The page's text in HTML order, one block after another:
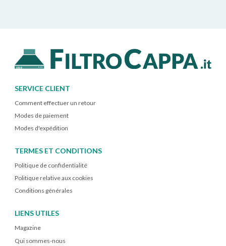
SERVICE CLIENT
Comment effectuer un retour
Modes de paiement
Modes d'expédition
TERMES ET CONDITIONS
Politique de confidentialité
Politique relative aux cookies
Conditions générales
LIENS UTILES
Magazine
Qui sommes-nous